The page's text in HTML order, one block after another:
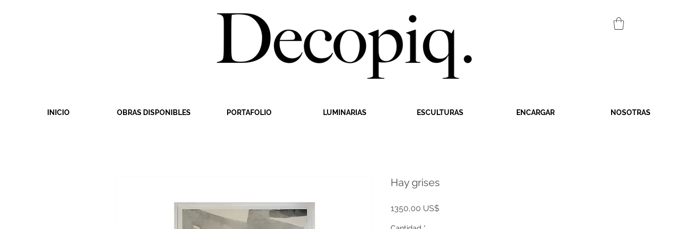
INICIO OBRAS DISPONIBLES PORTAFOLIO LUMINARIAS ESCULTURAS ENCARGAR NOSOTRAS
Hay grises
1350,00 US$Precio